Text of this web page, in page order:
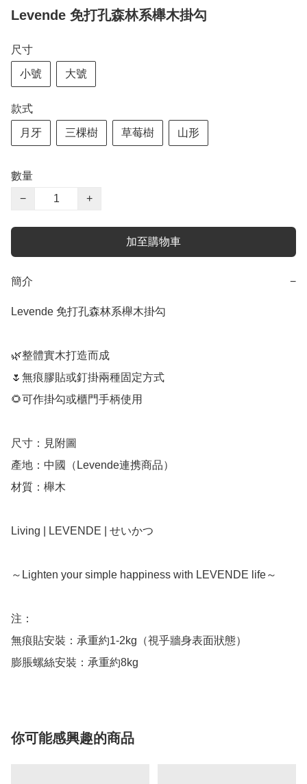
Levende 免打孔森林系櫸木掛勾
尺寸
小號 大號
款式
月牙 三棵樹 草莓樹 山形
數量
−
+
加至購物車
簡介 −
Levende 免打孔森林系櫸木掛勾
🌿整體實木打造而成
🌷無痕膠貼或釘掛兩種固定方式
🌻可作掛勾或櫃門手柄使用
尺寸：見附圖
產地：中國（Levende連携商品）
材質：櫸木
Living | LEVENDE | せいかつ
～Lighten your simple happiness with LEVENDE life～
注：
無痕貼安裝：承重約1-2kg（視乎牆身表面狀態）
你可能感興趣的商品